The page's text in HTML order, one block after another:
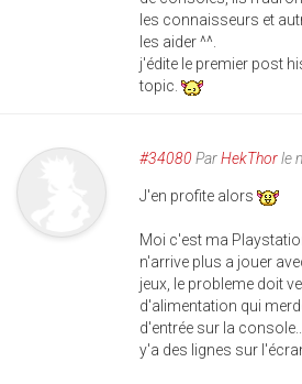
les connaisseurs et
les aider ^^.
j'édite le premier post
topic.
#34080 ParHekThorle
J'en profite alors
Moi c'est ma
n'arrive plus a jouer
jeux, le probleme doit
d'alimentation qui
d'entrée sur la
y'a des lignes sur